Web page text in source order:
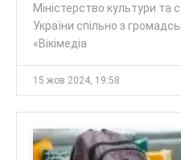
Міністерство культури та
України спільно з
«Вікімедіа
15 жов 2024, 19:58